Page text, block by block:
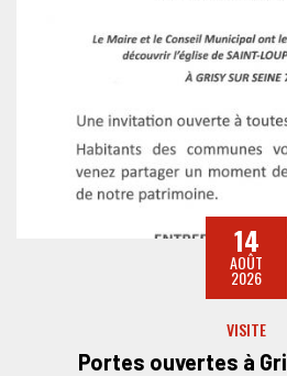
14
AOÛT
2026
VISITE
Portes ouvertes à